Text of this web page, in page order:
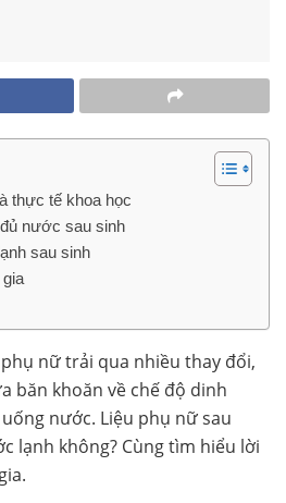
thực tế khoa học
nước sau sinh
sau sinh
nữ trải qua nhiều thay đổi,
băn khoăn về chế độ dinh
nước. Liệu phụ nữ sau
lạnh không? Cùng tìm hiểu lời